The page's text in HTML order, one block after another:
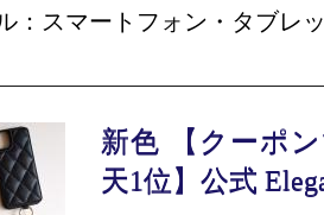
：スマートフォン・タブレ
新色 【クーポ
天1位】公式